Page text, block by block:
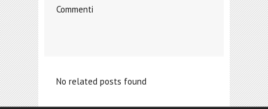
Commenti
No related posts found